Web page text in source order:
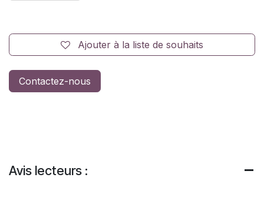
Ajouter à la liste de souhaits
Contactez-nous
Avis lecteurs :